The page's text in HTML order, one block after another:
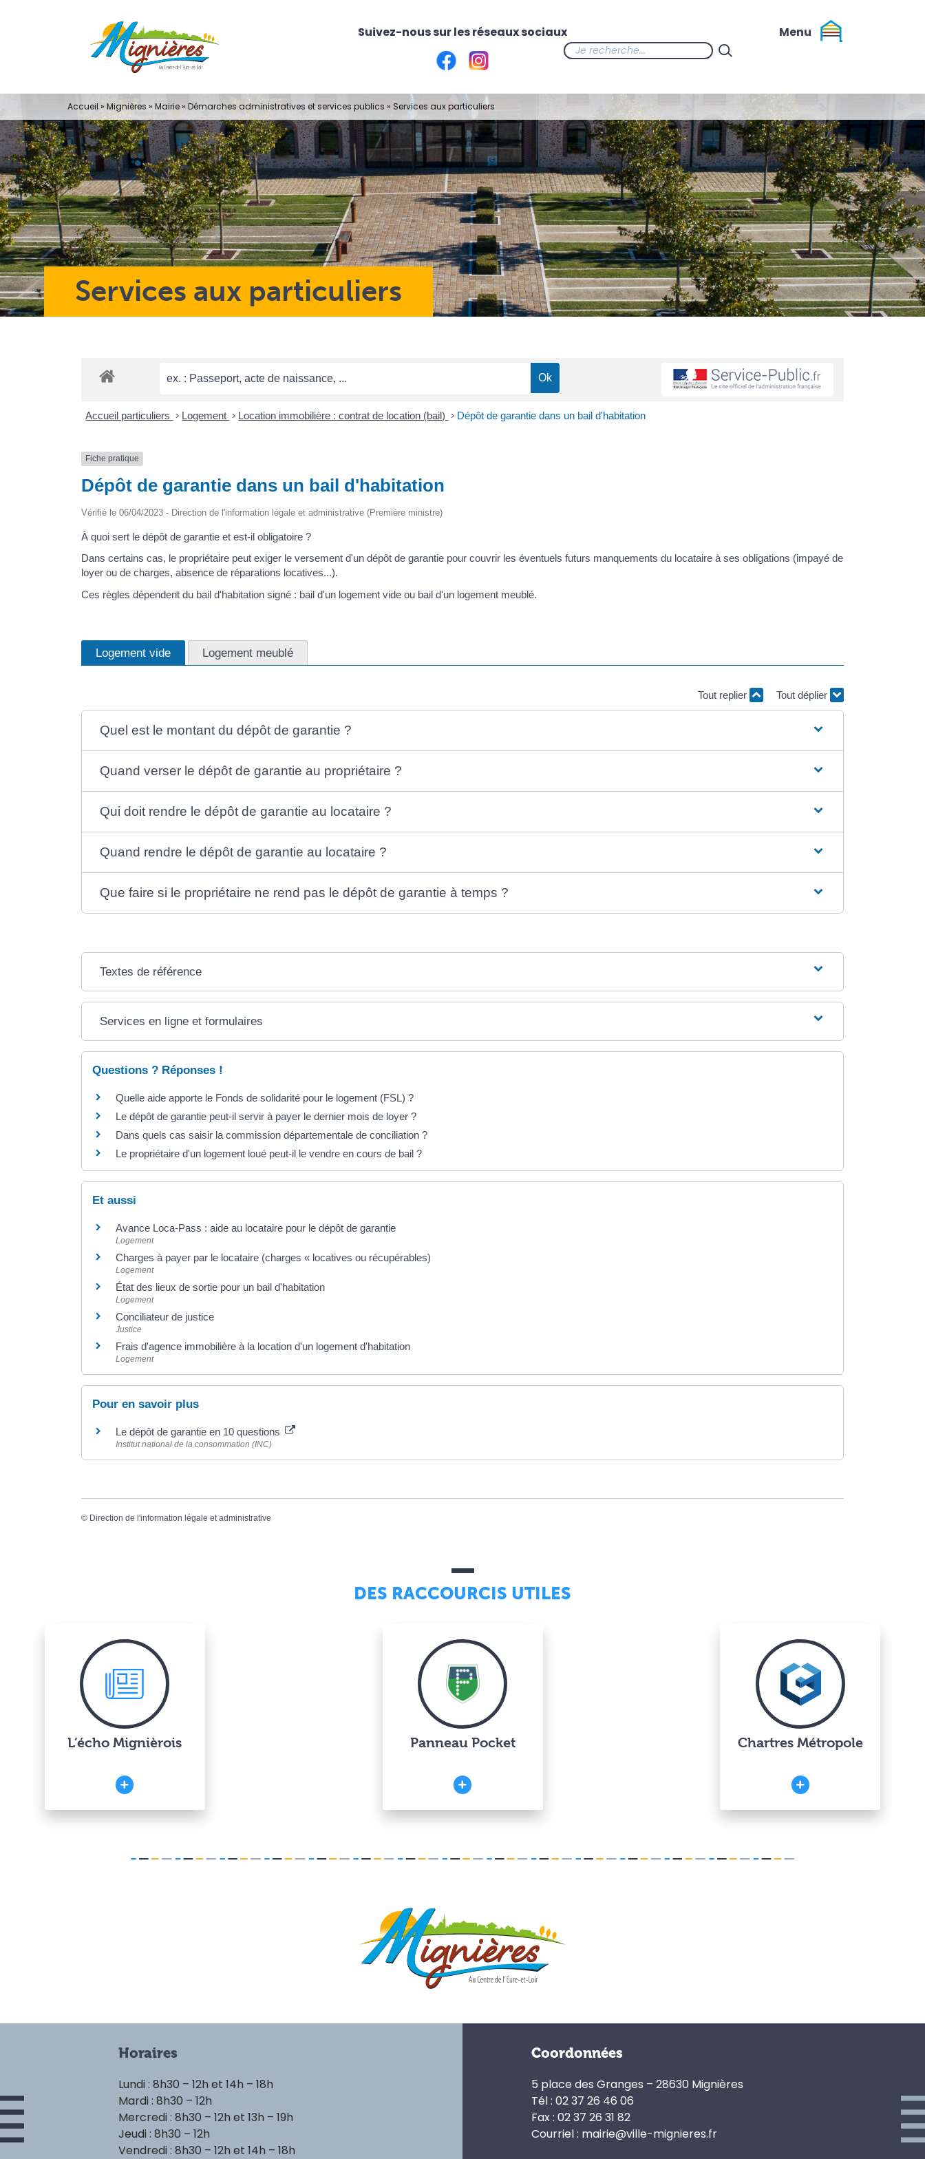
Services aux particuliers
Accueil » Mignières » Mairie» Démarches administratives et services publics » Services aux particuliers
Accueil particuliers > Logement > Location immobilière : contrat de location (bail) > Dépôt de garantie dans un bail d'habitation
Fiche pratique
Dépôt de garantie dans un bail d'habitation
Vérifié le 06/04/2023 - Direction de l'information légale et administrative (Première ministre)
À quoi sert le dépôt de garantie et est-il obligatoire ?
Dans certains cas, le propriétaire peut exiger le versement d'un dépôt de garantie pour couvrir les éventuels futurs manquements du locataire à ses obligations (impayé de
loyer ou de charges, absence de réparations locatives...).
Ces règles dépendent du bail d'habitation signé : bail d'un logement vide ou bail d'un logement meublé.
Logement vide Logement meublé
Tout replier Tout déplier
Quel est le montant du dépôt de garantie ?
Quand verser le dépôt de garantie au propriétaire ?
Qui doit rendre le dépôt de garantie au locataire ?
Quand rendre le dépôt de garantie au locataire ?
Que faire si le propriétaire ne rend pas le dépôt de garantie à temps ?
Textes de référence
Services en ligne et formulaires
Questions ? Réponses !
Quelle aide apporte le Fonds de solidarité pour le logement (FSL) ?
Le dépôt de garantie peut-il servir à payer le dernier mois de loyer ?
Dans quels cas saisir la commission départementale de conciliation ?
Le propriétaire d'un logement loué peut-il le vendre en cours de bail ?
Et aussi
Avance Loca-Pass : aide au locataire pour le dépôt de garantie
Logement
Charges à payer par le locataire (charges « locatives ou récupérables)
Logement
État des lieux de sortie pour un bail d'habitation
Logement
Conciliateur de justice
Justice
Frais d'agence immobilière à la location d'un logement d'habitation
Logement
Pour en savoir plus
Le dépôt de garantie en 10 questions
Institut national de la consommation (INC)
© Direction de l'information légale et administrative
DES RACCOURCIS UTILES
L’écho Mignièrois Panneau Pocket Chartres Métropole
Horaires
Lundi : 8h30 – 12h et 14h – 18h
Mardi : 8h30 – 12h
Mercredi : 8h30 – 12h et 13h – 19h
Jeudi : 8h30 – 12h
Vendredi : 8h30 – 12h et 14h – 18h
Coordonnées
5 place des Granges – 28630 Mignières
Tél : 02 37 26 46 06
Fax : 02 37 26 31 82
Courriel : mairie@ville-mignieres.fr